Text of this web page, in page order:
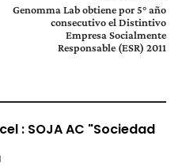
Genomma Lab obtiene por 5° año
consecutivo el Distintivo
Empresa Socialmente
Responsable (ESR) 2011
: SOJA AC "Sociedad